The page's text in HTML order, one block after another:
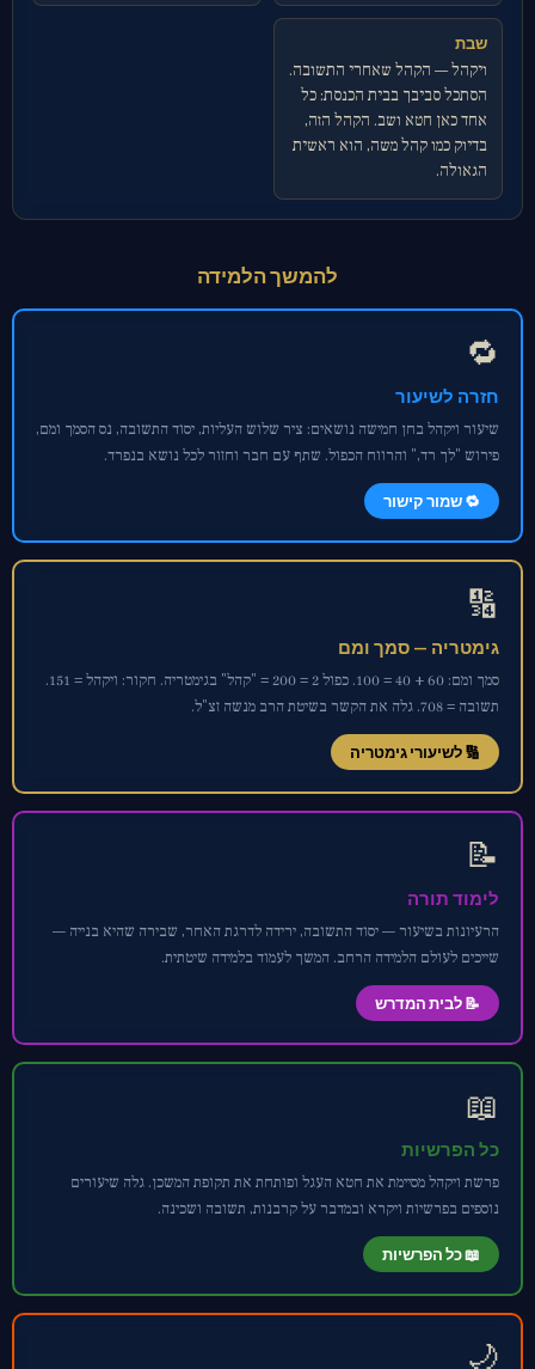
שבת
ויקהל — הקהל שאחרי התשובה.
הסתכל סביבך בבית הכנסת: כל
אחד כאן חטא ושב. הקהל הזה,
בדיוק כמו קהל משה, הוא ראשית
הגאולה.
להמשך הלמידה
🔁
חזרה לשיעור
שיעור ויקהל בחן חמישה נושאים: ציר שלוש העליות, יסוד התשובה, נס הסמך ומם,
פירוש "לך רד," והרווח הכפול. שתף עם חבר וחזור לכל נושא בנפרד.
🔁 שמור קישור
🔢
גימטריה — סמך ומם
סמך ומם: 60 + 40 = 100. כפול 2 = 200 = "קהל" בגימטריה. חקור: ויקהל = 151.
תשובה = 708. גלה את הקשר בשיטת הרב מנשה זצ"ל.
🔢 לשיעורי גימטריה
📝
לימוד תורה
הרעיונות בשיעור — יסוד התשובה, ירידה לדרגת האחר, שבירה שהיא בנייה —
שייכים לעולם הלמידה הרחב. המשך לעמוד בלמידה שיטתית.
📝 לבית המדרש
📖
כל הפרשיות
פרשת ויקהל מסיימת את חטא העגל ופותחת את תקופת המשכן. גלה שיעורים
נוספים בפרשיות ויקרא ובמדבר על קרבנות, תשובה ושכינה.
📖 כל הפרשיות
🌙